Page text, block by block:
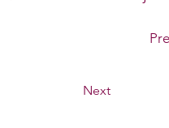
Next